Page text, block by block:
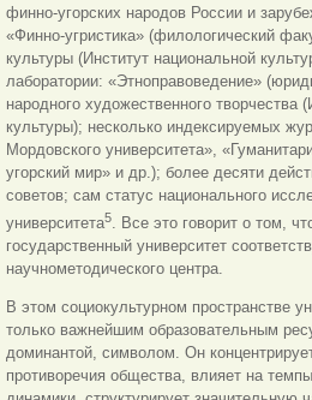
финно-угорских народов России и
«Финно-угристика» (филологический
культуры (Институт национальной
лаборатории: «Этноправоведение»
народного художественного творчества
культуры); несколько индексируемых
Мордовского университета»,
угорский мир» и др.); более десяти
советов; сам статус национального
университета5. Все это говорит о том,
государственный университет
научнометодического центра.
В этом социокультурном пространстве
только важнейшим образовательным
доминантой, символом. Он
противоречия общества, влияет на